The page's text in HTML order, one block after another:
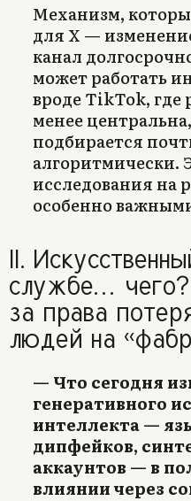
Механизм,
для X —
канал
может работать
вроде TikTok, где
менее
подбирается
алгоритмически.
исследования на
особенно
II.
службе…
за права
людей на
— Что сегодня
генеративного
интеллекта —
дипфейков,
аккаунтов — в
влиянии через